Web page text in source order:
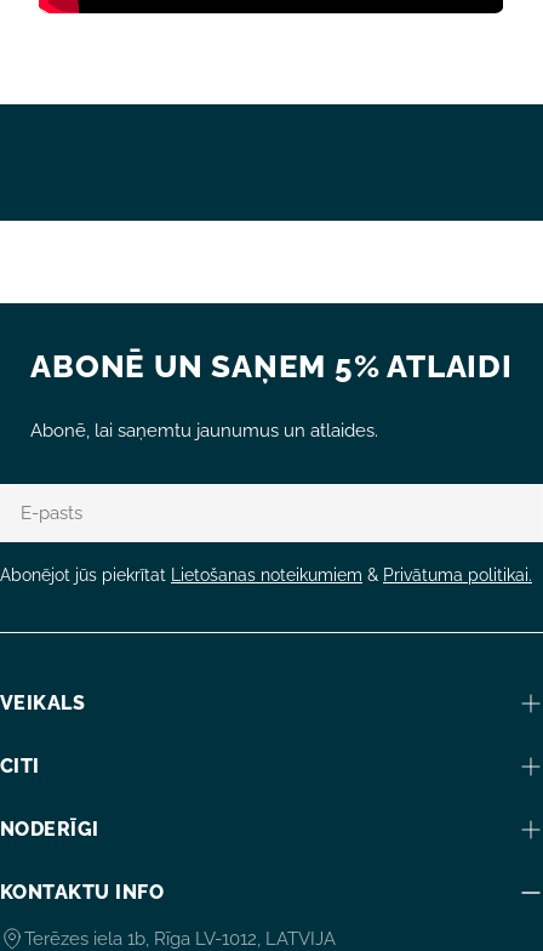
ABONĒ UN SAŅEM 5% ATLAIDI
Abonē, lai saņemtu jaunumus un atlaides.
pasts
Abonējot jūs piekrītat Lietošanas noteikumiem & Privātuma politikai.
VEIKALS
CITI
NODERĪGI
KONTAKTU INFO
Terēzes iela 1b, Rīga LV-1012, LATVIJA